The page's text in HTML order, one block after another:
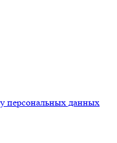
персональных данных